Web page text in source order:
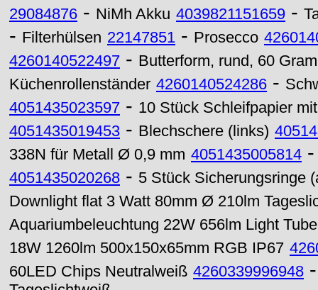
29084876 - NiMh Akku 4039821151659 -
- Filterhülsen 22147851 - Prosecco
4260140522497 - Butterform, rund, 60
Küchenrollenständer 4260140524286 -
4051435023597 - 10 Stück Schleifpapier
4051435019453 - Blechschere (links)
338N für Metall Ø 0,9 mm 4051435005814
4051435020268 - 5 Stück Sicherungsringe
Downlight flat 3 Watt 80mm Ø 210lm
Aquariumbeleuchtung 22W 656lm Light
18W 1260lm 500x150x65mm RGB IP67
60LED Chips Neutralweiß 4260339996948